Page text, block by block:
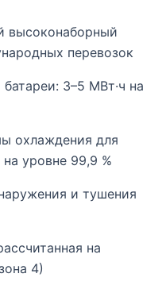
высоконаборный
перевозок
3–5 МВт·ч на
охлаждения для
уровне 99,9 %
и тушения
на
4)